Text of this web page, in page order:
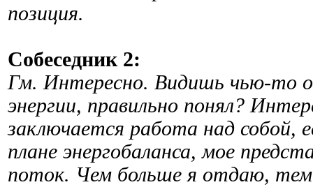
позиция.
Собеседник 2:
Гм. Интересно. Видишь чью-то
энергии, правильно понял?
заключается работа над собой,
плане энергобаланса, мое
поток. Чем больше я отдаю, тем